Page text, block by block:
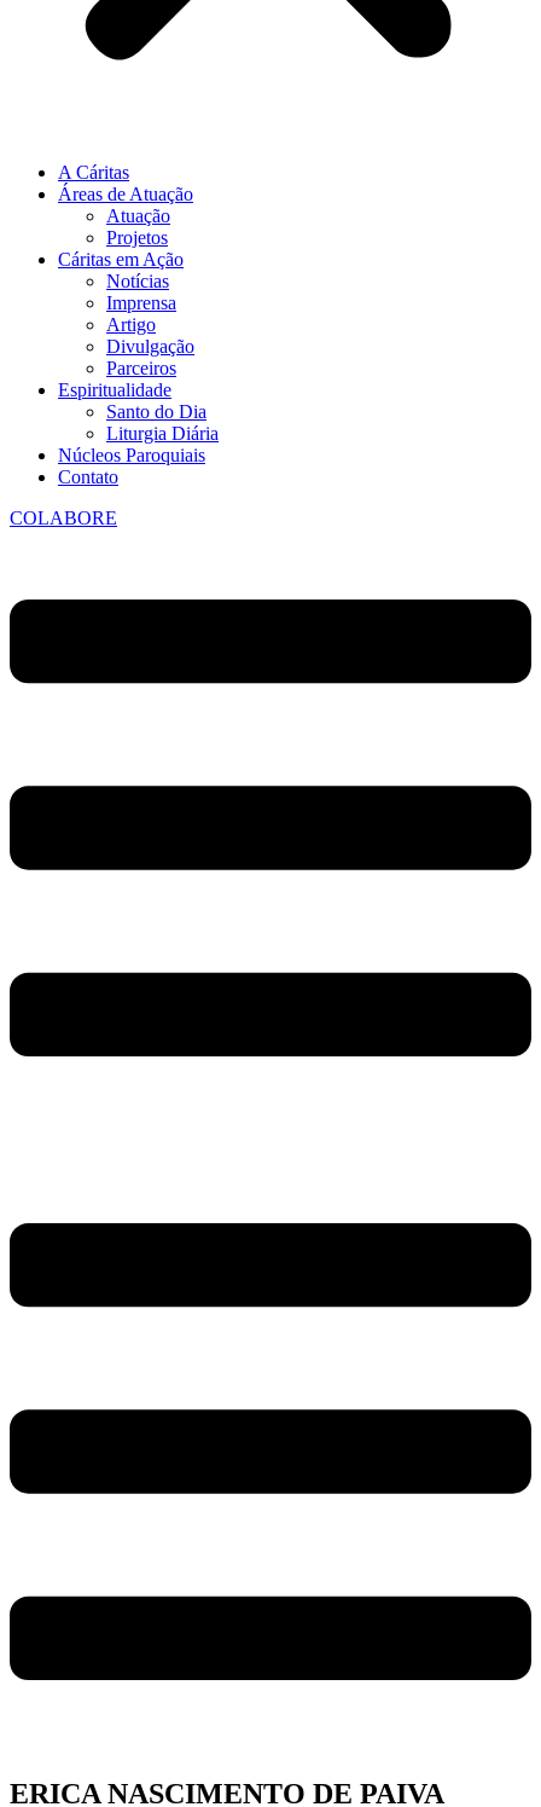
A Cáritas
Áreas de Atuação
Atuação
Projetos
Cáritas em Ação
Notícias
Imprensa
Artigo
Divulgação
Parceiros
Espiritualidade
Santo do Dia
Liturgia Diária
Núcleos Paroquiais
Contato
COLABORE
ERICA NASCIMENTO DE PAIVA